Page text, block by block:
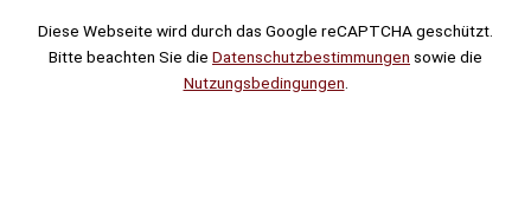
Diese Webseite wird durch das Google reCAPTCHA geschützt.
Bitte beachten Sie die Datenschutzbestimmungen sowie die
Nutzungsbedingungen